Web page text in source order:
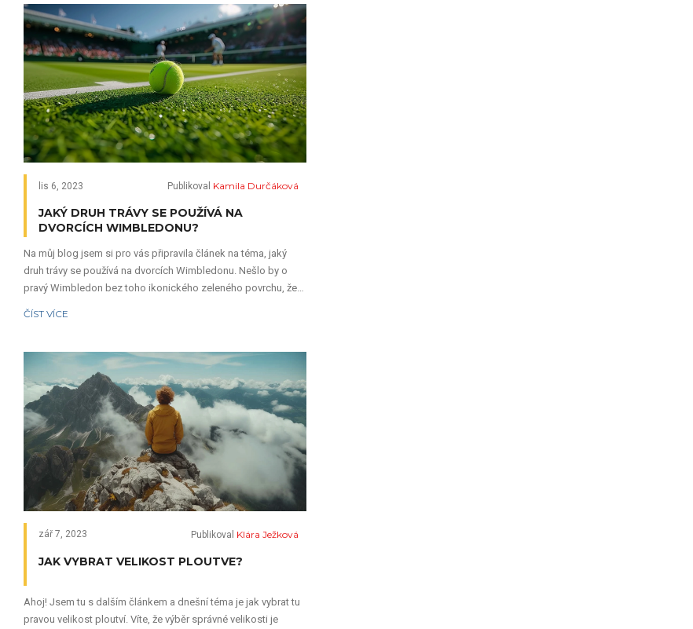
lis 6, 2023 Publikoval Kamila Durčáková
JAKÝ DRUH TRÁVY SE POUŽÍVÁ NA
DVORCÍCH WIMBLEDONU?
Na můj blog jsem si pro vás připravila článek na téma, jaký
druh trávy se používá na dvorcích Wimbledonu. Nešlo by o
pravý Wimbledon bez toho ikonického zeleného povrchu, že
Uvidíme, jaká péče a detaily se skrývají za touto zelenou
kráskou! Tak to určitě nenechte ujít.
ČÍST VÍCE
zář 7, 2023 Publikoval Klára Ježková
JAK VYBRAT VELIKOST PLOUTVE?
Ahoj! Jsem tu s dalším článkem a dnešní téma je jak vybrat tu
pravou velikost ploutví. Víte, že výběr správné velikosti je